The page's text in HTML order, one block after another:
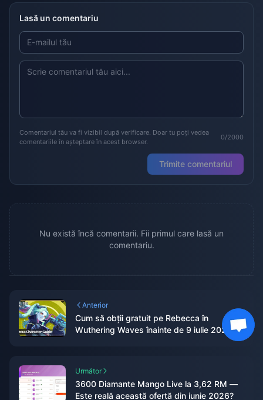
Lasă un comentariu
Comentariul tău va fi vizibil după verificare. Doar tu poți vedea
comentariile în așteptare în acest browser.
0/2000
Trimite comentariul
Nu există încă comentarii. Fii primul care lasă un
comentariu.
Anterior
Cum să obții gratuit pe Rebecca în
Wuthering Waves înainte de 9 iulie 2026
Următor
3600 Diamante Mango Live la 3,62 RM —
Este reală această ofertă din iunie 2026?